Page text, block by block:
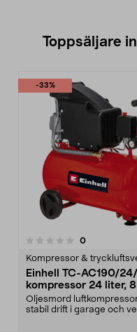
Toppsäljare
-33%
0recensioner
Kompressor &
Einhell TC-AC190/
kompressor 24 liter,
Oljesmord
stabil drift i garage och
4.5 av 5 stjärnor